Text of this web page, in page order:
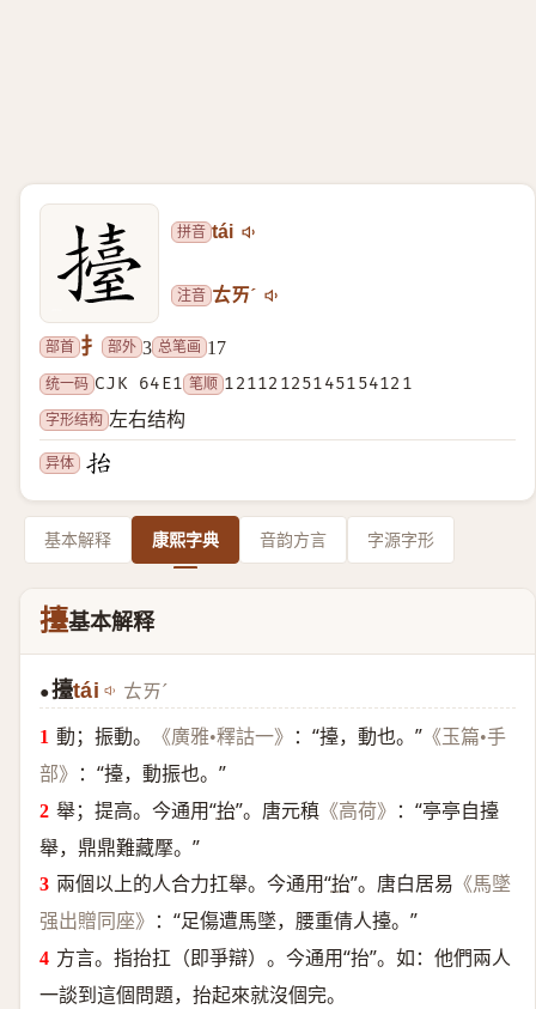
拼音 tái
注音 ㄊㄞˊ
部首 扌 部外 3 总笔画 17
统一码 CJK 64E1 笔顺 12112125145154121
字形结构 左右结构
异体
基本解释 康熙字典 音韵方言 字源字形
擡基本解释
●擡tái ㄊㄞˊ
動；振動。 《廣雅•釋詁一》 ：“擡，動也。”《玉篇•手
部》
：“擡，動振也。”
舉；提高。今通用“抬”。唐元稹《高荷》
：“亭亭自擡
舉，鼎鼎難藏擪。”
兩個以上的人合力扛舉。今通用“抬”。唐白居易 《馬墜
强出贈同座》
：“足傷遭馬墜，腰重倩人擡。”
方言。指抬扛（即爭辯）。今通用“抬”。如：他們兩人
一談到這個問題，抬起來就沒個完。